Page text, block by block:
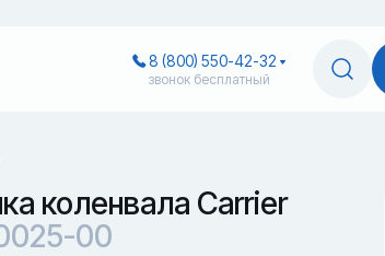
8 (800) 550-42-32
звонок бесплатный
коленвала Carrier
00